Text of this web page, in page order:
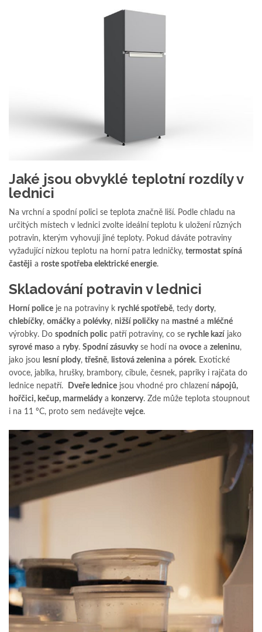
Jaké jsou obvyklé teplotní rozdíly v
lednici
Na vrchní a spodní polici se teplota značně liší. Podle chladu na
určitých místech v lednici zvolte ideální teplotu k uložení různých
potravin, kterým vyhovují jiné teploty. Pokud dáváte potraviny
vyžadující nízkou teplotu na horní patra ledničky, termostat spíná
častěji a roste spotřeba elektrické energie.
Skladování potravin v lednici
Horní police je na potraviny k rychlé spotřebě, tedy dorty,
chlebíčky, omáčkya polévky, nižší poličkyna mastné a mléčné
výrobky. Do spodních polic patří potraviny, co se rychle kazí jako
syrové maso a ryby. Spodní zásuvkyse hodí na ovoce a zeleninu,
jako jsou lesní plody, třešně, listová zelenina a pórek. Exotické
ovoce, jablka, hrušky, brambory, cibule, česnek, papriky i rajčata do
lednice nepatří.
Dveře lednice jsou vhodné pro chlazení nápojů,
hořčici, kečup, marmeládya konzervy. Zde může teplota stoupnout
i na 11 ºC, proto sem nedávejte vejce.